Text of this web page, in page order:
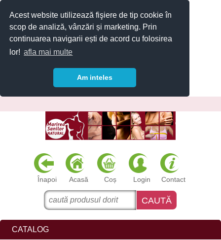
Acest website utilizează fişiere de tip cookie în
scop de analiză, vânzări și marketing. Prin
continuarea navigarii ești de acord cu folosirea
lor! afla mai multe
Am inteles
Înapoi Acasă Coș Login Contact
CATALOG